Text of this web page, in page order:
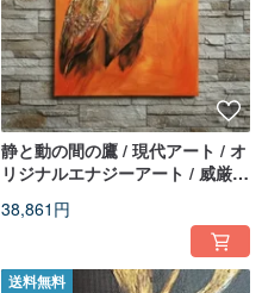
静と動の間の鷹 / 現代アート / オ
リジナルエナジーアート / 威厳と
38,861円
送料無料